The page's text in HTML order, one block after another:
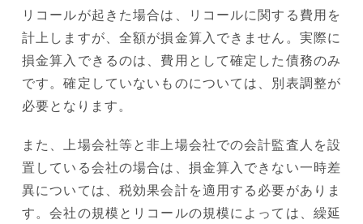
リコールが起きた場合は、リコールに関する費用を
計上しますが、全額が損金算入できません。実際に
損金算入できるのは、費用として確定した債務のみ
です。確定していないものについては、別表調整が
必要となります。
また、上場会社等と非上場会社での会計監査人を設
置している会社の場合は、損金算入できない一時差
異については、税効果会計を適用する必要がありま
す。会社の規模とリコールの規模によっては、繰延